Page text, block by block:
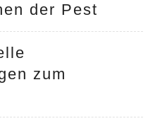
der Pest
zum